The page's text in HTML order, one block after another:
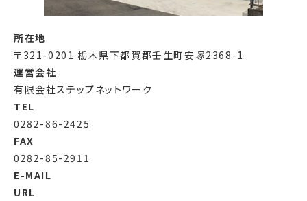
所在地
〒321-0201 栃木県下都賀郡壬生町安塚2368-1
運営会社
有限会社ステップネットワーク
TEL
0282-86-2425
FAX
0282-85-2911
E-MAIL
URL